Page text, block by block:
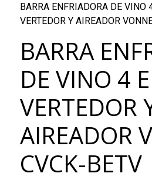
BARRA ENFRIADORA DE VINO
VERTEDOR Y AIREADOR
BARRA
DE VINO 4
VERTEDOR
AIREADOR
CVCK-BETV